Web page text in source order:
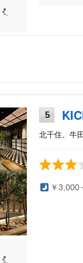
5
北千住、牛
￥3,000